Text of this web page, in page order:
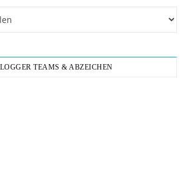
TEAMS & ABZEICHEN